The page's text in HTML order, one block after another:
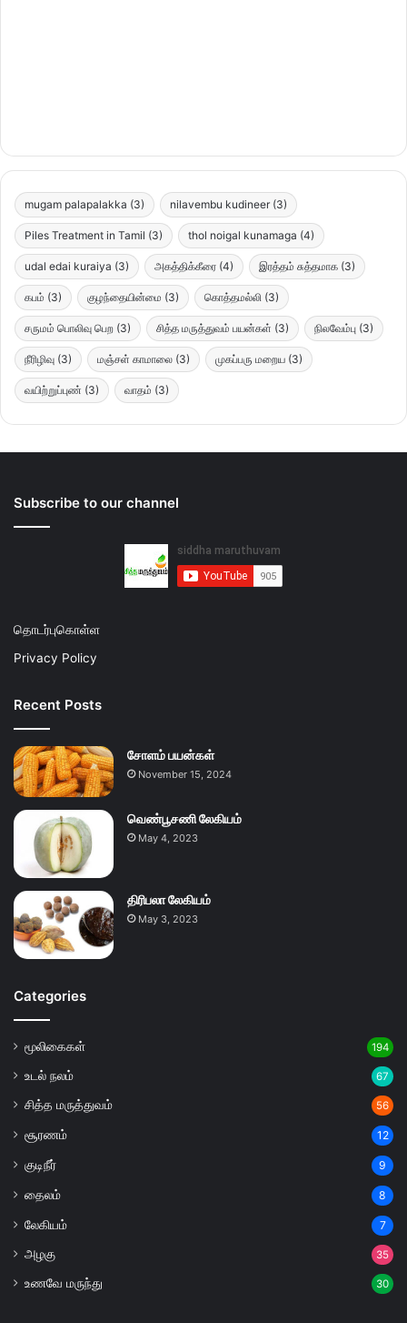
mugam palapalakka (3) nilavembu kudineer (3)
Piles Treatment in Tamil (3) thol noigal kunamaga (4)
udal edai kuraiya (3) அகத்திக்கீரை (4) இரத்தம் சுத்தமாக (3)
கபம் (3) குழந்தையின்மை (3) கொத்தமல்லி (3)
சருமம் பொலிவு பெற (3) சித்த மருத்துவம் பயன்கள் (3) நிலவேம்பு (3)
நீரிழிவு (3) மஞ்சள் காமாலை (3) முகப்பரு மறைய (3)
வயிற்றுப்புண் (3) வாதம் (3)
Subscribe to our channel
தொடர்புகொள்ள
Privacy Policy
Recent Posts
சோளம் பயன்கள்
November 15, 2024
வெண்பூசணி லேகியம்
May 4, 2023
திரிபலா லேகியம்
May 3, 2023
Categories
மூலிகைகள் 194
உடல் நலம் 67
சித்த மருத்துவம் 56
சூரணம் 12
குடிநீர் 9
தைலம் 8
லேகியம் 7
அழகு 35
உணவே மருந்து 30